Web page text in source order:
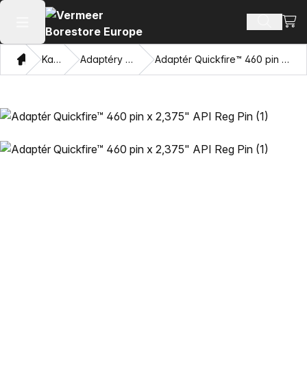
Otevřít hlavní menu Hledat
DomovKatalog Adaptéry a závitníky Adaptér Quickfire™ 460 pin x 2,375" API Reg Pin